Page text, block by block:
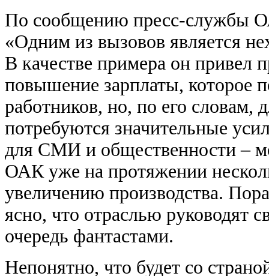
По сообщению пресс-службы
«Одним из вызовов является
В качестве примера он привел
повышение зарплаты, которое
работников, но, по его словам,
потребуются значительные
для СМИ и общественности –
ОАК уже на протяжении
увеличению производства.
ясно, что отраслью руководят
очередь фантастами.
Непонятно, что будет со